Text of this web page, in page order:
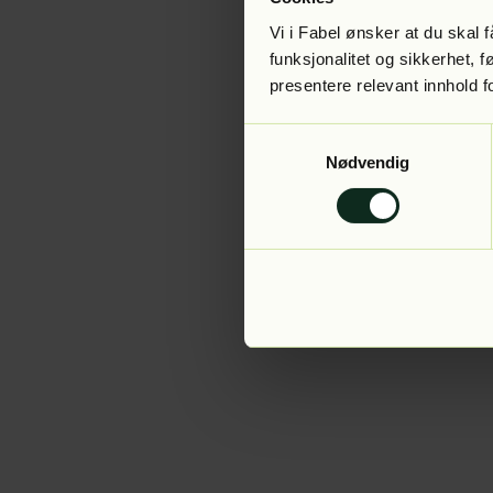
Vi i Fabel ønsker at du skal
funksjonalitet og sikkerhet,
presentere relevant innhold
Nødvendig
Application